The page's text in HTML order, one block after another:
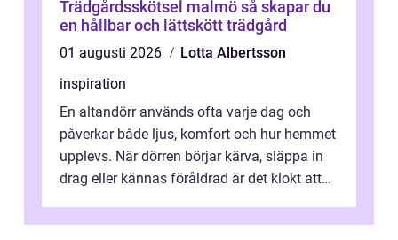
Trädgårdsskötsel malmö så skapar du
en hållbar och lättskött trädgård
01 augusti 2026
Lotta Albertsson
inspiration
En altandörr används ofta varje dag och
påverkar både ljus, komfort och hur hemmet
upplevs. När dörren börjar kärva, släppa in
drag eller kännas föråldrad är det klokt att